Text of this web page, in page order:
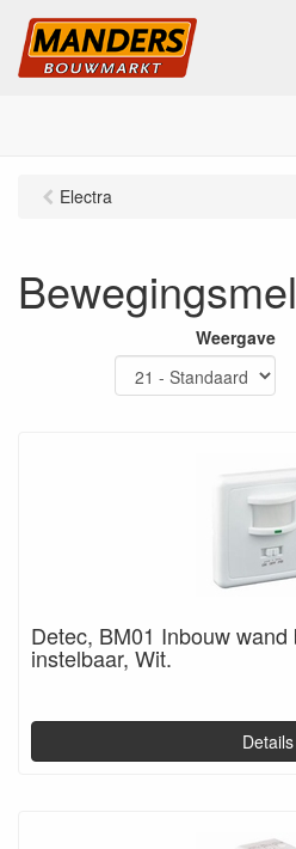
Electra
Weergave
Detec, BM01 Inbouw
instelbaar, Wit.
Details